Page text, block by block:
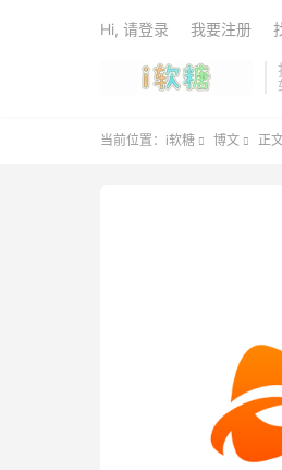
Hi, 请登录 我要注册
当前位置： i软糖  博文  正